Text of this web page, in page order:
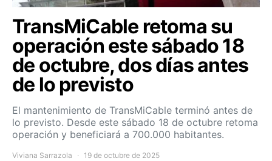
TransMiCable retoma su
operación este sábado 18
de octubre, dos días antes
de lo previsto
El mantenimiento de TransMiCable terminó antes de
lo previsto. Desde este sábado 18 de octubre retoma
operación y beneficiará a 700.000 habitantes.
Viviana Sarrazola 19 de octubre de 2025